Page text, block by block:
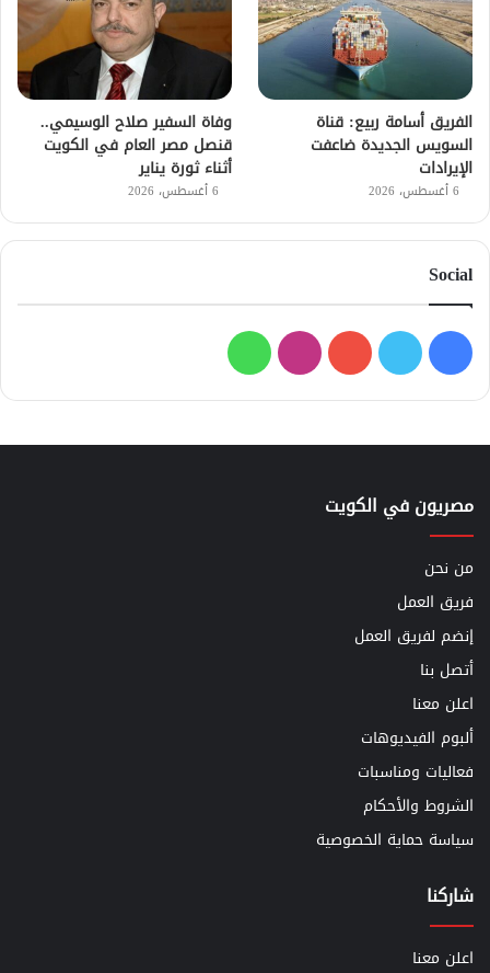
الفريق أسامة ربيع: قناة
السويس الجديدة ضاعفت
الإيرادات
6 أغسطس، 2026
وفاة السفير صلاح الوسيمي..
قنصل مصر العام في الكويت
أثناء ثورة يناير
6 أغسطس، 2026
Social
فيسبوك
تويتر يوتيوبانستقرامواتساب
مصريون في الكويت
من نحن
فريق العمل
إنضم لفريق العمل
أتصل بنا
اعلن معنا
ألبوم الفيديوهات
فعاليات ومناسبات
الشروط والأحكام
سياسة حماية الخصوصية
شاركنا
اعلن معنا